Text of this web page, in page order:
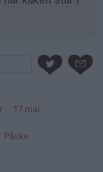
17.mai
Påske